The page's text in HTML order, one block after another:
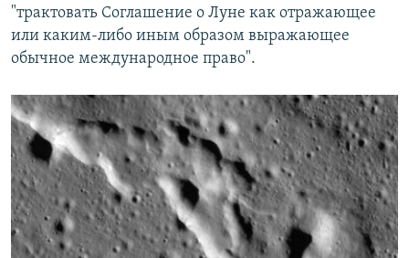
"трактовать Соглашение о Луне как отражающее
или каким-либо иным образом выражающее
обычное международное право".